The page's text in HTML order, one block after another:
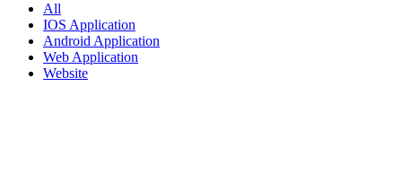
All
IOS Application
Android Application
Web Application
Website